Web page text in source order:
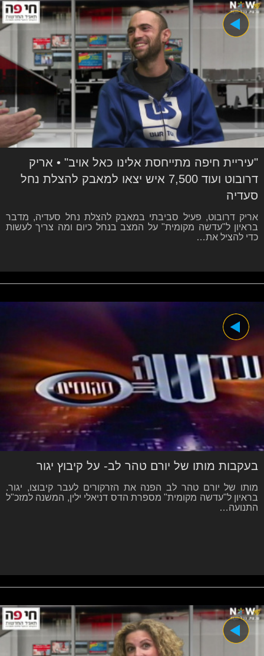
"עיריית חיפה מתייחסת אלינו כאל אויב" • אריק
דרובוט ועוד 7,500 איש יצאו למאבק להצלת נחל
סעדיה
אריק דרובוט, פעיל סביבתי במאבק להצלת נחל סעדיה, מדבר
בראיון ל"עדשה מקומית" על המצב בנחל כיום ומה צריך לעשות
כדי להציל את…
בעקבות מותו של יורם טהר לב- על קיבוץ יגור
מותו של יורם טהר לב הפנה את הזרקורים לעבר קיבוצו, יגור.
בראיון ל"עדשה מקומית" מספרת הדס דניאלי ילין, המשנה למזכ"ל
התנועה…